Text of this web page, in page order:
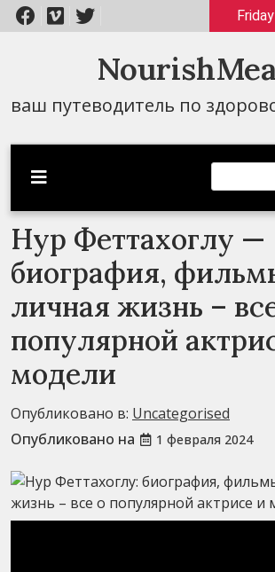
Перейти
к
ваш путеводитель по
Нур Феттахоглу —
биография,
личная жизнь –
популярной
модели
Опубликовано в: Uncategorised
Опубликовано на
1 февраля 2024